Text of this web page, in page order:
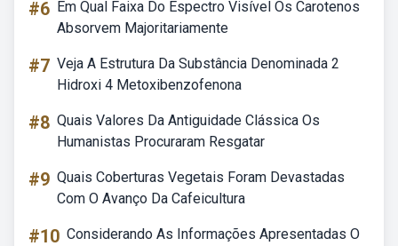
#6 Em Qual Faixa Do Espectro Visível Os Carotenos
Absorvem Majoritariamente
#7 Veja A Estrutura Da Substância Denominada 2
Hidroxi 4 Metoxibenzofenona
#8 Quais Valores Da Antiguidade Clássica Os
Humanistas Procuraram Resgatar
#9 Quais Coberturas Vegetais Foram Devastadas
Com O Avanço Da Cafeicultura
#10 Considerando As Informações Apresentadas O